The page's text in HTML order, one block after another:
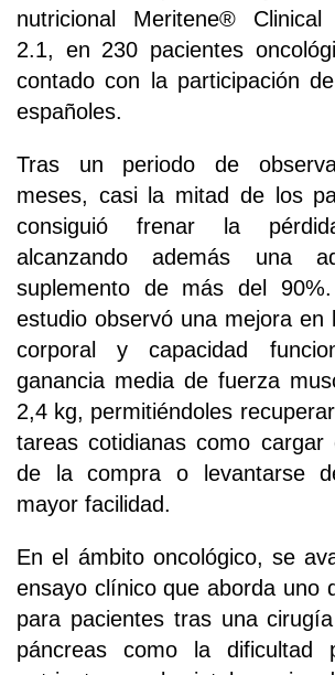
nutricional Meritene®
2.1, en 230 pacientes
contado con la participación
españoles.
Tras un periodo de
meses, casi la mitad de los
consiguió frenar la
alcanzando además una
suplemento de más del
estudio observó una mejora en
corporal y capacidad
ganancia media de fuerza
2,4 kg, permitiéndoles
tareas cotidianas como cargar
de la compra o levantarse
mayor facilidad.
En el ámbito oncológico, se
ensayo clínico que aborda uno
para pacientes tras una
páncreas como la dificultad